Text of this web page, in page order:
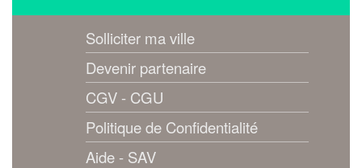
Solliciter ma ville
Devenir partenaire
CGV - CGU
Politique de Confidentialité
Aide - SAV